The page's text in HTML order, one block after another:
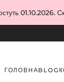
ГОЛОВНАBLOG
01.10.2026.